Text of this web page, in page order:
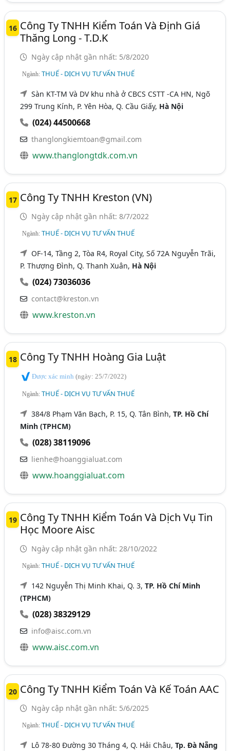
16 Công Ty TNHH Kiểm Toán Và Định Giá
Thăng Long - T.D.K
Ngày cập nhật gần nhất: 5/8/2020
Ngành:THUẾ - DỊCH VỤ TƯ VẤN THUẾ
Sàn KT-TM Và DV khu nhà ở CBCS CSTT -CA HN, Ngõ
299 Trung Kính, P. Yên Hòa, Q. Cầu Giấy, Hà Nội
(024) 44500668
thanglongkiemtoan@gmail.com
www.thanglongtdk.com.vn
17 Công Ty TNHH Kreston (VN)
Ngày cập nhật gần nhất: 8/7/2022
Ngành:THUẾ - DỊCH VỤ TƯ VẤN THUẾ
OF-14, Tầng 2, Tòa R4, Royal City, Số 72A Nguyễn Trãi,
P. Thượng Đình, Q. Thanh Xuân, Hà Nội
(024) 73036036
contact@kreston.vn
www.kreston.vn
18 Công Ty TNHH Hoàng Gia Luật
Được xác minh(ngày: 25/7/2022)
Ngành:THUẾ - DỊCH VỤ TƯ VẤN THUẾ
384/8 Phạm Văn Bạch, P. 15, Q. Tân Bình,TP. Hồ Chí
Minh (TPHCM)
(028) 38119096
lienhe@hoanggialuat.com
www.hoanggialuat.com
19 Công Ty TNHH Kiểm Toán Và Dịch Vụ Tin
Học Moore Aisc
Ngày cập nhật gần nhất: 28/10/2022
Ngành:THUẾ - DỊCH VỤ TƯ VẤN THUẾ
142 Nguyễn Thị Minh Khai, Q. 3,TP. Hồ Chí Minh
(TPHCM)
(028) 38329129
info@aisc.com.vn
www.aisc.com.vn
20 Công Ty TNHH Kiểm Toán Và Kế Toán AAC
Ngày cập nhật gần nhất: 5/6/2025
Ngành:THUẾ - DỊCH VỤ TƯ VẤN THUẾ
Lô 78-80 Đường 30 Tháng 4, Q. Hải Châu,Tp. Đà Nẵng